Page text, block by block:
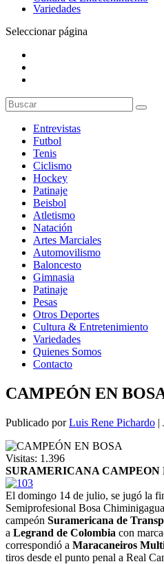
Variedades
Seleccionar página
Entrevistas
Futbol
Tenis
Ciclismo
Hockey
Patinaje
Beisbol
Atletismo
Natación
Artes Marciales
Automovilismo
Baloncesto
Gimnasia
Patinaje
Pesas
Otros Deportes
Cultura & Entretenimiento
Variedades
Quienes Somos
Contacto
CAMPEÓN EN
Publicado porLuis Rene Pichardo |
Visitas: 1.396
SURAMERICANA CAMPEON
El domingo 14 de julio, se jugó la
Semiprofesional Bosa
campeón Suramericana de
a Legrand de Colombia con
correspondió a Maracaneiros
tiros desde el punto penal a Real